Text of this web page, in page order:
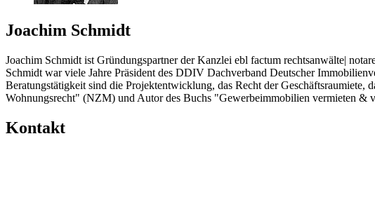
Joachim Schmidt
Joachim Schmidt ist Gründungspartner der Kanzlei ebl factum rechtsanwälte|
Schmidt war viele Jahre Präsident des DDIV Dachverband Deutscher
Beratungstätigkeit sind die Projektentwicklung, das Recht der
Wohnungsrecht" (NZM) und Autor des Buchs "Gewerbeimmobilien vermieten &
Kontakt